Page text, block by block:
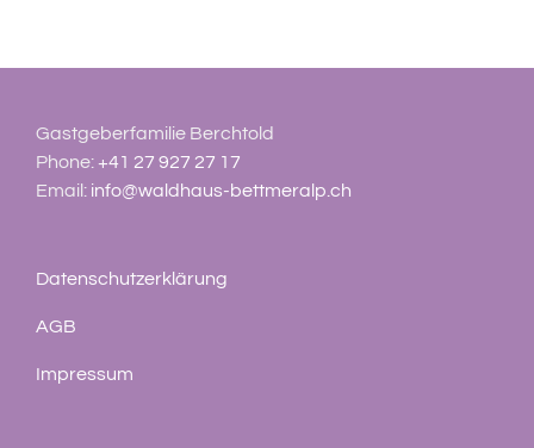
Gastgeberfamilie Berchtold
Phone:+41 27 927 27 17
Email: info@waldhaus-bettmeralp.ch
Datenschutzerklärung
AGB
Impressum